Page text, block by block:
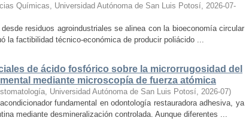
Químicas, Universidad Autónoma de San Luis Potosí, 2026-07-
residuos agroindustriales se alinea con la bioeconomía circular
la factibilidad técnico-económica de producir poliácido ...
de ácido fosfórico sobre la microrrugosidad del
mediante microscopía de fuerza atómica
Universidad Autónoma de San Luis Potosí, 2026-07)
fundamental en odontología restauradora adhesiva, ya
mediante desmineralización controlada. Aunque diferentes ...